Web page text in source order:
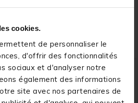
cookies.
de personnaliser le
d'offrir des fonctionnalités
sociaux et d'analyser notre
également des informations
site avec nos partenaires de
Ajouter au panier
(2)
119,
Expédition sous 7 jours
-30% DESTOCKAGE